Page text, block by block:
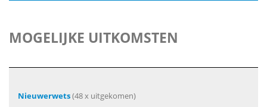
MOGELIJKE UITKOMSTEN
Nieuwerwets(48 x uitgekomen)